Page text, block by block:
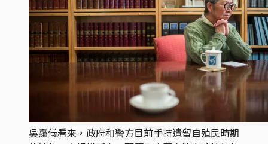
吳靄儀看來，政府和警方目前手持遺留自殖民時期